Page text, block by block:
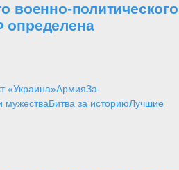
военно-политического
определена
«Украина»АрмияЗа
мужестваБитва за историюЛучшие